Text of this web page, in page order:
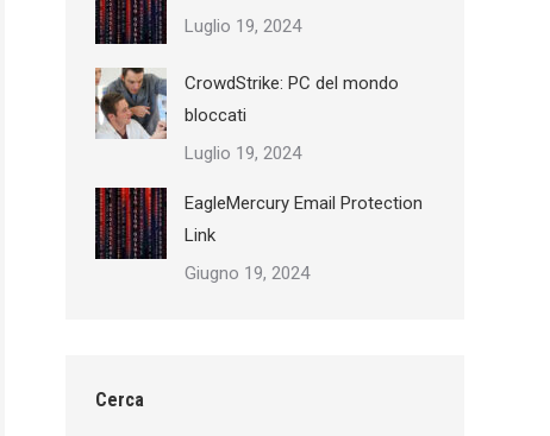
Luglio 19, 2024
CrowdStrike: PC del mondo
bloccati
Luglio 19, 2024
EagleMercury Email Protection
Link
Giugno 19, 2024
Cerca